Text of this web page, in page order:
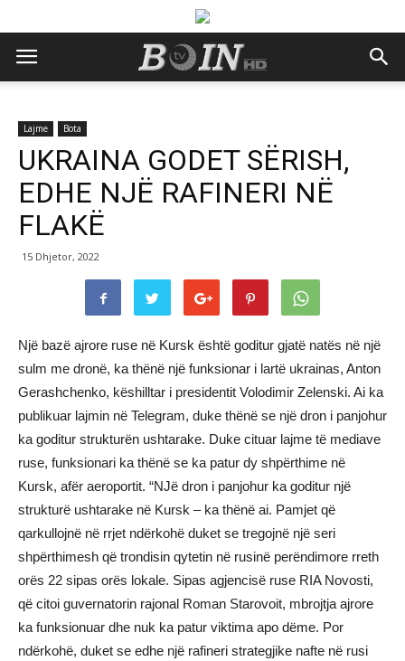
Lajme Bota
UKRAINA GODET SËRISH,
EDHE NJË RAFINERI NË
FLAKË
15 Dhjetor, 2022
Një bazë ajrore ruse në Kursk është goditur gjatë natës në një
sulm me dronë, ka thënë një funksionar i lartë ukrainas, Anton
Gerashchenko, këshilltar i presidentit Volodimir Zelenski. Ai ka
publikuar lajmin në Telegram, duke thënë se një dron i panjohur
ka goditur strukturën ushtarake. Duke cituar lajme të mediave
ruse, funksionari ka thënë se ka patur dy shpërthime në
Kursk, afër aeroportit. “NJë dron i panjohur ka goditur një
strukturë ushtarake në Kursk – ka thënë ai. Pamjet që
qarkullojnë në rrjet ndërkohë duket se tregojnë një seri
shpërthimesh që trondisin qytetin në rusinë perëndimore rreth
orës 22 sipas orës lokale. Sipas agjencisë ruse RIA Novosti,
që citoi guvernatorin rajonal Roman Starovoit, mbrojtja ajrore
ka funksionuar dhe nuk ka patur viktima apo dëme. Por
ndërkohë, duket se edhe një rafineri strategjike nafte në rusi